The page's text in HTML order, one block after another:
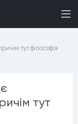
тут філософія
тут